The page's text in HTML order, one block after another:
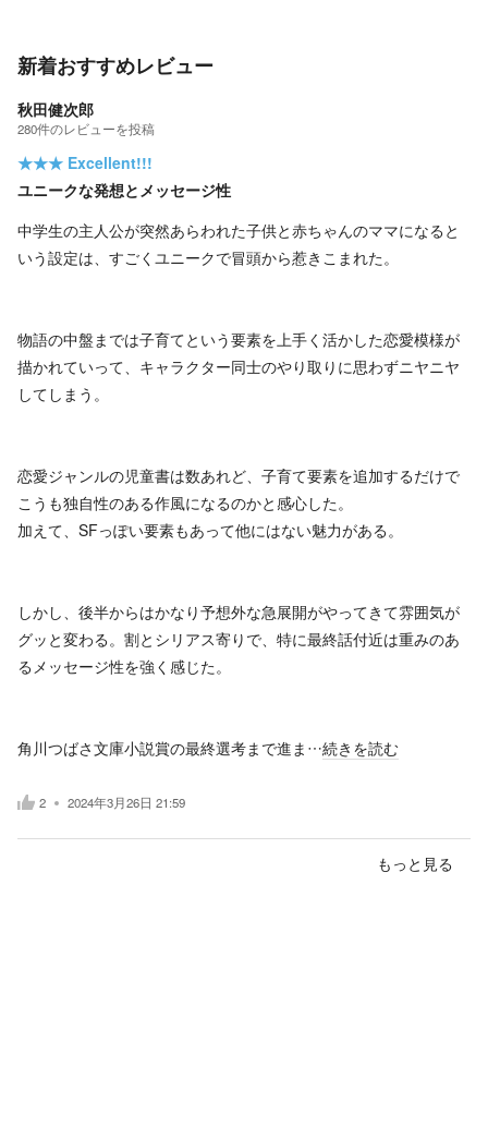
新着おすすめレビュー
秋田健次郎
280件のレビューを投稿
★★★ Excellent!!!
ユニークな発想とメッセージ性
中学生の主人公が突然あらわれた子供と赤ちゃんのママになると
いう設定は、すごくユニークで冒頭から惹きこまれた。
物語の中盤までは子育てという要素を上手く活かした恋愛模様が
描かれていって、キャラクター同士のやり取りに思わずニヤニヤ
してしまう。
恋愛ジャンルの児童書は数あれど、子育て要素を追加するだけで
こうも独自性のある作風になるのかと感心した。
加えて、SFっぽい要素もあって他にはない魅力がある。
しかし、後半からはかなり予想外な急展開がやってきて雰囲気が
グッと変わる。割とシリアス寄りで、特に最終話付近は重みのあ
るメッセージ性を強く感じた。
角川つばさ文庫小説賞の最終選考まで進ま…続きを読む
2 2024年3月26日 21:59
もっと見る